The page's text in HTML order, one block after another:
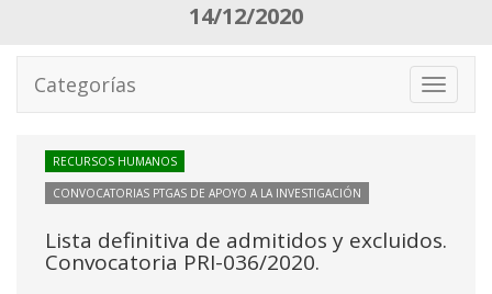
14/12/2020
Toggle
Categorías
RECURSOS HUMANOS
CONVOCATORIAS PTGAS DE APOYO A LA INVESTIGACIÓN
Lista definitiva de admitidos y excluidos.
Convocatoria PRI-036/2020.